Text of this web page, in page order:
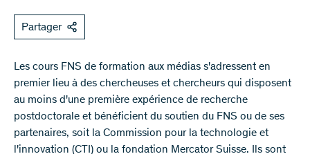
Partager
Les cours FNS de formation aux médias s'adressent en
premier lieu à des chercheuses et chercheurs qui disposent
au moins d'une première expérience de recherche
postdoctorale et bénéficient du soutien du FNS ou de ses
partenaires, soit la Commission pour la technologie et
l'innovation (CTI) ou la fondation Mercator Suisse. Ils sont